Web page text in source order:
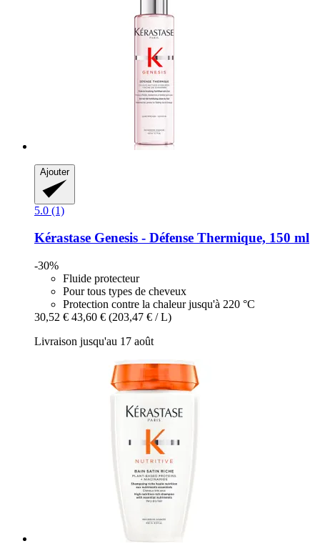
Ajouter
5.0 (1)
Kérastase Genesis -​ Défense Thermique, 150 ml
-30%
Fluide protecteur
Pour tous types de cheveux
Protection contre la chaleur jusqu'à 220 °C
30,52 € 43,60 € (203,47 € / L)
Livraison jusqu'au 17 août